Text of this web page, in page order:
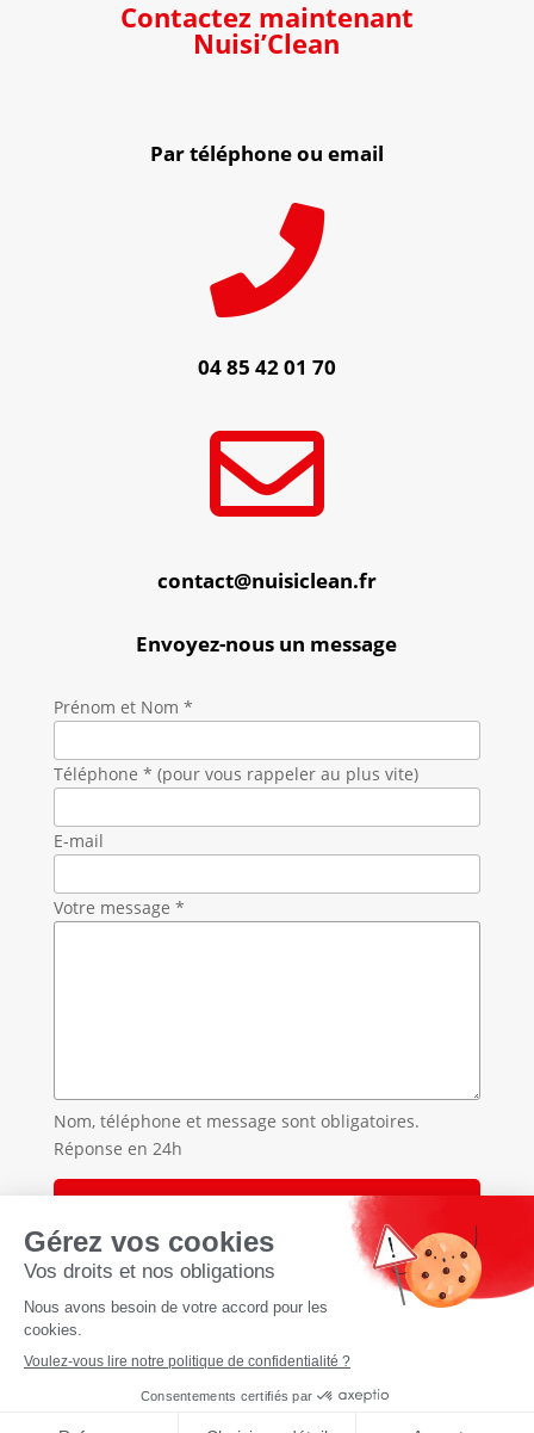
Contactez maintenant
Nuisi’Clean
Par téléphone ou email

04 85 42 01 70

contact@nuisiclean.fr
Envoyez-nous un message
Prénom et Nom *
Téléphone * (pour vous rappeler au plus vite)
E-mail
Votre message *
Nom, téléphone et message sont obligatoires.
Réponse en 24h
» Extermination de nuisibles en Haute-Savoie»
Extermination de nuisibles à Allinges
À propos
CGU Cookies Politique de